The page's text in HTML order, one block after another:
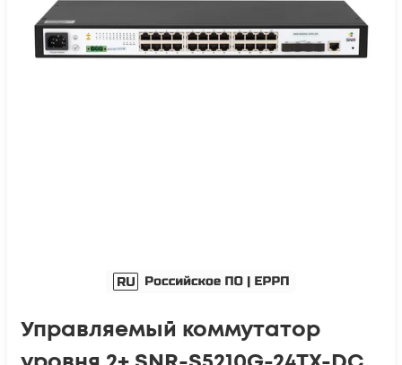
Управляемый коммутатор